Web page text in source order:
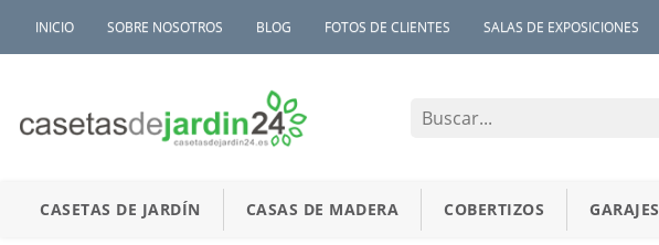
INICIO SOBRE NOSOTROS BLOG FOTOS DE CLIENTES SALAS DE EXPOSICIONES
CASETAS DE JARDÍN CASAS DE MADERA COBERTIZOS GARAJES